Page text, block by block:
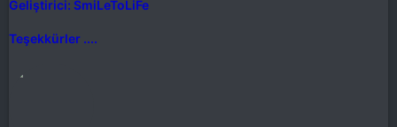
Geliştirici: SmiLeToLiFe
Teşekkürler ....